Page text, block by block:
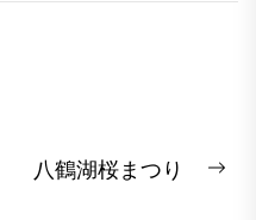
八鶴湖桜まつり